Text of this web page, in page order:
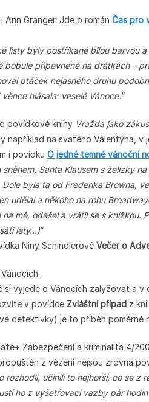
Granger. Jde o román Čas pro
listy byly postříkané bílou barvou
bobule připevněné na drátkách –
ptáček nejasného druhu
hlásala: veselé Vánoce.“
povídkové knihy Vražda jako
například na svatého Valentýna, v
i povídku O jedné temné vánoční
Santa Klausem s želízky
byla ta od Frederika Browna,
udělal a někoho na rohu
mě, odešel a vrátil se s knížkou.
lety…)“
Niny Schindlerové Večer o
si vyjede o Vánocích zalyžovat a
v povídce Zvláštní případ z
detektivky) je to příběh poměrně
Zabezpečení a kriminalita 4/
z vězení nejsou zrovna
rozhodli, učinili to nejhorší, co se z
ho z vyšetřovací vazby pár